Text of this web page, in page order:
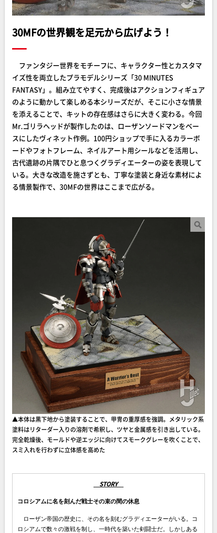
30MFの世界観を足元から広げよう！
ファンタジー世界をモチーフに、キャラクター性とカスタマ
イズ性を両立したプラモデルシリーズ「30 MINUTES
FANTASY」。組み立てやすく、完成後はアクションフィギュア
のように動かして楽しめる本シリーズだが、そこに小さな情景
を添えることで、キットの存在感はさらに大きく変わる。今回
Mr.ゴリラヘッドが製作したのは、ローザンソードマンをベー
スにしたヴィネット作例。100円ショップで手に入るカラーボ
ードやフォトフレーム、ネイルアート用シールなどを活用し、
古代遺跡の片隅でひと息つくグラディエーターの姿を表現して
いる。大きな改造を施さずとも、丁寧な塗装と身近な素材によ
る情景製作で、30MFの世界はここまで広がる。
▲本体は黒下地から塗装することで、甲冑の重厚感を強調。メタリック系
塗料はリターダー入りの溶剤で希釈し、ツヤと金属感を引き出している。
完全乾燥後、モールドや逆エッジに向けてスモークグレーを吹くことで、
スミ入れを行わずに立体感を高めた
STORY
コロシアムに名を刻んだ戦士その束の間の休息
ローザン帝国の歴史に、その名を刻むグラディエーターがいる。コ
ロシアムで数々の激戦を制し、一時代を築いた剣闘士だ。しかしある